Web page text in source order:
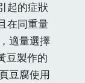
起的症狀
在同重量
適量選擇
豆製作的
豆腐使用